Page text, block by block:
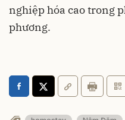
nghiệp hóa cao trong
phương.